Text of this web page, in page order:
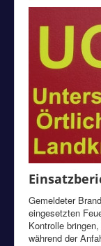
Gemeldeter
eingesetzten
Kontrolle
während der